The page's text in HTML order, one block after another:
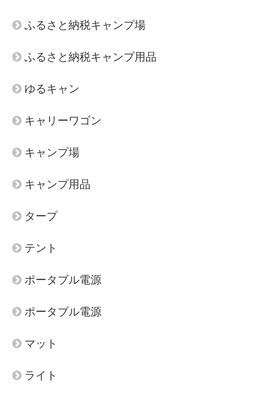
ふるさと納税キャンプ場
ふるさと納税キャンプ用品
ゆるキャン
キャリーワゴン
キャンプ場
キャンプ用品
タープ
テント
ポータブル電源
ポータブル電源
マット
ライト